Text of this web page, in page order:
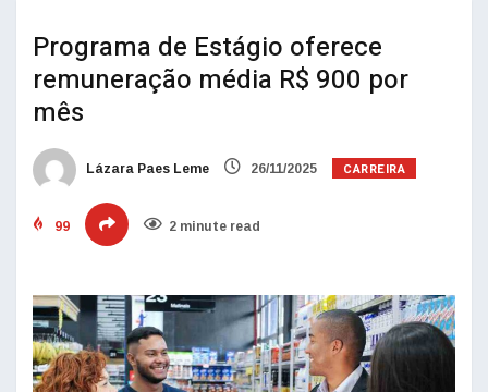
Programa de Estágio oferece
remuneração média R$ 900 por
mês
Lázara Paes Leme 26/11/2025 CARREIRA
99 2 minute read